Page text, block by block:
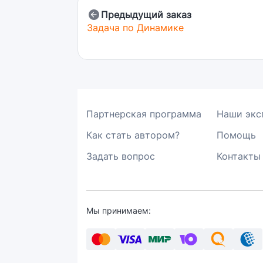
Предыдущий заказ
Задача по Динамике
Партнерская программа
Наши
Как стать автором?
Помощь
Задать вопрос
Контакты
Мы принимаем: